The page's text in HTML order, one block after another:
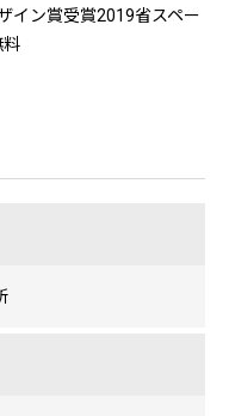
イン賞受賞2019省スペー
料